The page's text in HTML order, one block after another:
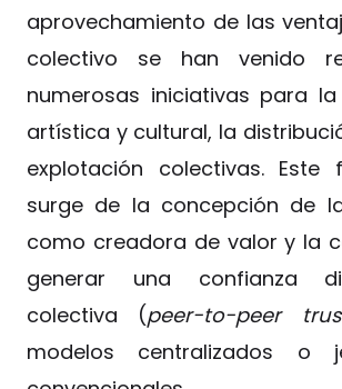
aprovechamiento de las
colectivo se han venido
numerosas iniciativas para
artística y cultural, la
explotación colectivas. Este
surge de la concepción de
como creadora de valor y la
generar una confianza
colectiva (peer-to-peer
modelos centralizados o